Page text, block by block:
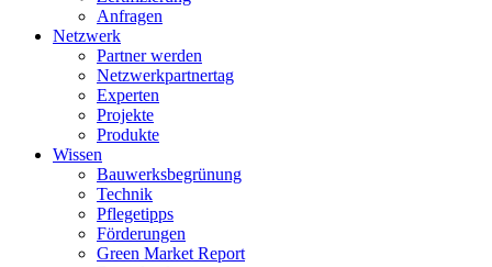
Anfragen
Netzwerk
Partner werden
Netzwerkpartnertag
Experten
Projekte
Produkte
Wissen
Bauwerksbegrünung
Technik
Pflegetipps
Förderungen
Green Market Report